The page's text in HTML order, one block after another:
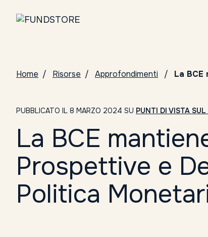
Home Risorse Approfondimenti La
PUBBLICATO IL 8 MARZO 2024 SU PUNTI DI VISTA SUL
La BCE
Prospettive e
Politica